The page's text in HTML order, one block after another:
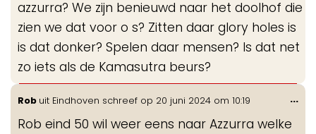
azzurra? We zijn benieuwd naar het doolhof die
zien we dat voor o s? Zitten daar glory holes is
is dat donker? Spelen daar mensen? Is dat net
zo iets als de Kamasutra beurs?
Rob uit Eindhoven schreef op 20 juni 2024 om 10:19
Rob eind 50 wil weer eens naar Azzurra welke
...